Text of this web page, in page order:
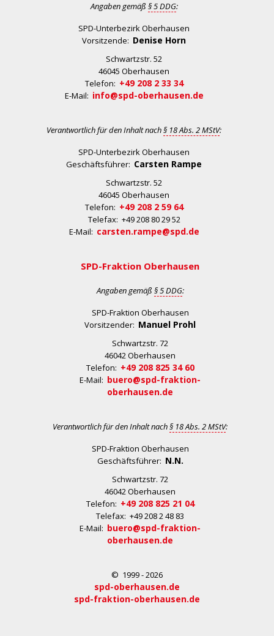
Angaben gemäß § 5 DDG:
SPD-Unterbezirk Oberhausen
Vorsitzende: Denise Horn
Schwartzstr. 52
46045 Oberhausen
Telefon: +49 208 2 33 34
E-Mail: info@spd-oberhausen.de
Verantwortlich für den Inhalt nach§ 18 Abs. 2 MStV:
SPD-Unterbezirk Oberhausen
Geschäftsführer: Carsten Rampe
Schwartzstr. 52
46045 Oberhausen
Telefon: +49 208 2 59 64
Telefax: +49 208 80 29 52
E-Mail: carsten.rampe@spd.de
SPD-Fraktion Oberhausen
Angaben gemäß § 5 DDG:
SPD-Fraktion Oberhausen
Vorsitzender: Manuel Prohl
Schwartzstr. 72
46042 Oberhausen
Telefon: +49 208 825 34 60
E-Mail: buero@spd-fraktion-
oberhausen.de
Verantwortlich für den Inhalt nach§ 18 Abs. 2 MStV:
SPD-Fraktion Oberhausen
Geschäftsführer: N.N.
Schwartzstr. 72
46042 Oberhausen
Telefon: +49 208 825 21 04
Telefax: +49 208 2 48 83
E-Mail: buero@spd-fraktion-
oberhausen.de
© 1999 - 2026
spd-oberhausen.de
spd-fraktion-oberhausen.de